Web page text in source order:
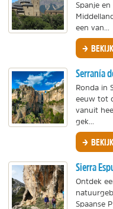
Spanje
een van...
BEKIJK
Serranía
Ronda in
eeuw tot
vanuit
gek...
BEKIJK
Sierra
Ontdek
Spaanse